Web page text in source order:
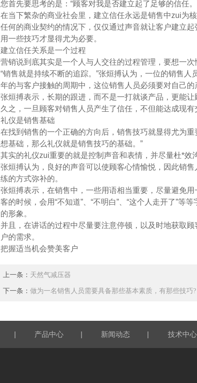
您首先要思考的是：“顾客对我是否建立起了足够的信任。
在当下繁杂的商业社会里，建立信任永远是销售中zui为
任何的商业契约的情况下，仅仅通过声音就让客户建立
用一些技巧才显得尤为必要。
建立信任关系是一个过程
营销说到底其实是一个人与人交往的过程管理，要想一次
“销售就是持续不断的追踪。”张烜搏认为，一位的销售
年的与客户接触的周期中，这位销售人员必须要对自己
张烜搏表示，长期的跟进，而不是一打就谈产品，更能
久之，一旦顾客对销售人员产生了信任，不但能达成现有
礼仪是销售基础
在找到销售的一个正确的方向后，销售技巧就显得尤为
想基础，那么礼仪就是销售技巧的基础。”
其实的礼仪zui重要的就是控制声音和表情，并尽量杜*效
张烜搏认为，良好的声音可以使顾客心情愉悦，因此销
练的方式弥补的。
张烜搏表示，在销售中，一些用语相当重要，尽量避免
客的时候，会用“不知道”、“不明白”、“这个人走开了”
的形象。
并且，在讲话的过程中尽量要注意停顿，以及时地获取
户的需求。
把握适当机会赞美客户
上一条： 天然气减压器
下一条：做为一名销售人员需要具备那些基本素质，有那些技巧?
| 产品中心 | 新闻动态 | 技术中心